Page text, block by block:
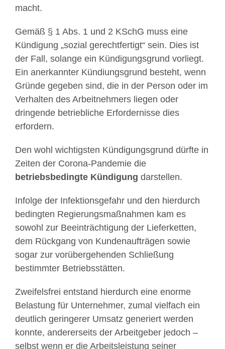
macht.
Gemäß § 1 Abs. 1 und 2 KSchG muss eine
Kündigung „sozial gerechtfertigt“ sein. Dies ist
der Fall, solange ein Kündigungsgrund vorliegt.
Ein anerkannter Kündiungsgrund besteht, wenn
Gründe gegeben sind, die in der Person oder im
Verhalten des Arbeitnehmers liegen oder
dringende betriebliche Erfordernisse dies
erfordern.
Den wohl wichtigsten Kündigungsgrund dürfte in
Zeiten der Corona-Pandemie die
betriebsbedingte Kündigung darstellen.
Infolge der Infektionsgefahr und den hierdurch
bedingten Regierungsmaßnahmen kam es
sowohl zur Beeinträchtigung der Lieferketten,
dem Rückgang von Kundenaufträgen sowie
sogar zur vorübergehenden Schließung
bestimmter Betriebsstätten.
Zweifelsfrei entstand hierdurch eine enorme
Belastung für Unternehmer, zumal vielfach ein
deutlich geringerer Umsatz generiert werden
konnte, andererseits der Arbeitgeber jedoch –
selbst wenn er die Arbeitsleistung seiner